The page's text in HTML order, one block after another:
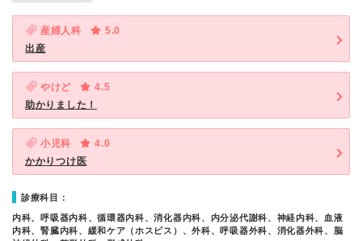
産婦人科
5.0
出産
やけど
4.5
助かりました！
小児科
4.0
かかりつけ医
診療科目：
内科、呼吸器内科、循環器内科、消化器内科、内分泌代謝科、神経内科、血液
内科、腎臓内科、緩和ケア（ホスピス）、外科、呼吸器外科、消化器外科、脳